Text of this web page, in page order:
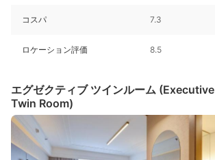
コスパ 7.3
ロケーション評価 8.5
エグゼクティブ ツインルーム (Executive
Twin Room)